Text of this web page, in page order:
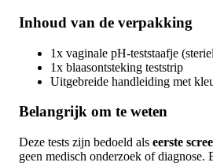
Inhoud van de verpakking
1x vaginale pH-teststaafje
1x blaasontsteking teststrip
Uitgebreide handleiding met
Belangrijk om te weten
Deze tests zijn bedoeld als eerste
geen medisch onderzoek of diagnose.